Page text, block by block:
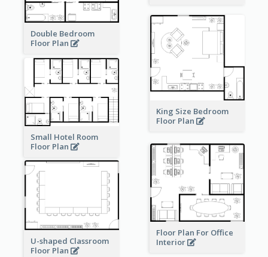
Double Bedroom
Floor Plan
King Size Bedroom
Floor Plan
Small Hotel Room
Floor Plan
Floor Plan For Office
Interior
U-shaped Classroom
Floor Plan